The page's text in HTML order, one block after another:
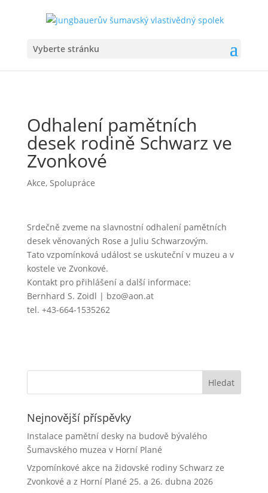
Vyberte stránku
Odhalení pamětních
desek rodině Schwarz ve
Zvonkové
Akce, Spolupráce
Srdečně zveme na slavnostní odhalení pamětních
desek věnovaných Rose a Juliu Schwarzovým.
Tato vzpomínková událost se uskuteční v muzeu a v
kostele ve Zvonkové.
Kontakt pro přihlášení a další informace:
Bernhard S. Zoidl | bzo@aon.at
tel. +43-664-1535262
Nejnovější příspěvky
Instalace pamětní desky na budově bývalého
Šumavského muzea v Horní Plané
Vzpomínkové akce na židovské rodiny Schwarz ze
Zvonkové a z Horní Plané 25. a 26. dubna 2026